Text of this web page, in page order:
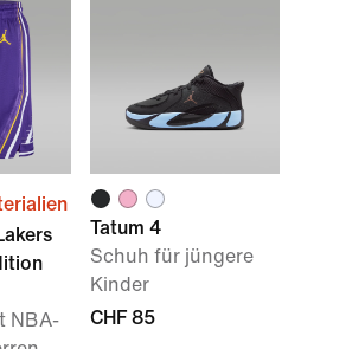
NBA-
Tatum 4
Schuh für jüngere
Kinder
CHF 85